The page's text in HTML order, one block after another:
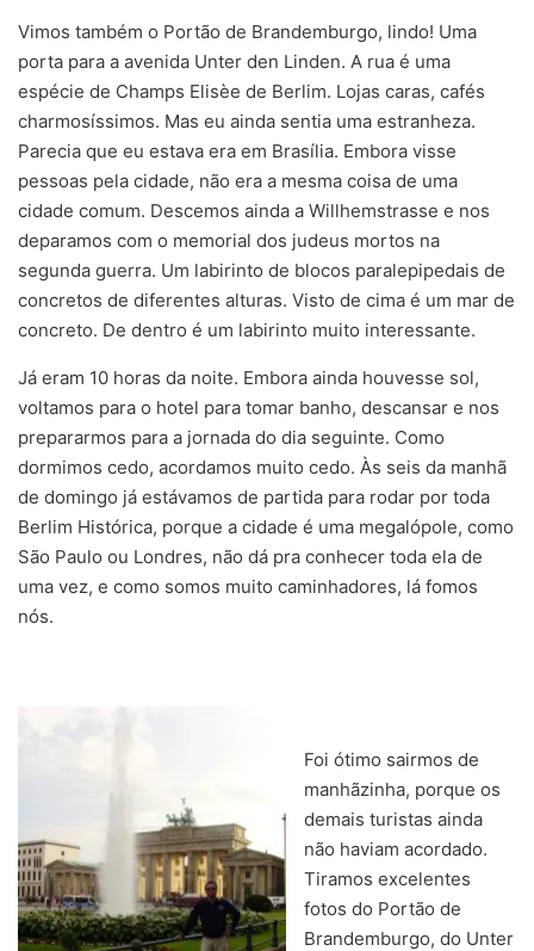
Vimos também o Portão de Brandemburgo, lindo! Uma
porta para a avenida Unter den Linden. A rua é uma
espécie de Champs Elisèe de Berlim. Lojas caras, cafés
charmosíssimos. Mas eu ainda sentia uma estranheza.
Parecia que eu estava era em Brasília. Embora visse
pessoas pela cidade, não era a mesma coisa de uma
cidade comum. Descemos ainda a Willhemstrasse e nos
deparamos com o memorial dos judeus mortos na
segunda guerra. Um labirinto de blocos paralepipedais de
concretos de diferentes alturas. Visto de cima é um mar de
concreto. De dentro é um labirinto muito interessante.
Já eram 10 horas da noite. Embora ainda houvesse sol,
voltamos para o hotel para tomar banho, descansar e nos
prepararmos para a jornada do dia seguinte. Como
dormimos cedo, acordamos muito cedo. Às seis da manhã
de domingo já estávamos de partida para rodar por toda
Berlim Histórica, porque a cidade é uma megalópole, como
São Paulo ou Londres, não dá pra conhecer toda ela de
uma vez, e como somos muito caminhadores, lá fomos
nós.
Foi ótimo sairmos de
manhãzinha, porque os
demais turistas ainda
não haviam acordado.
Tiramos excelentes
fotos do Portão de
Brandemburgo, do Unter